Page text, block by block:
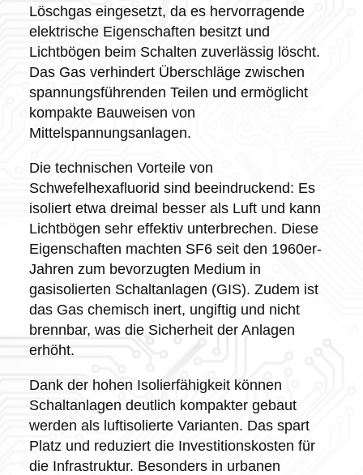
Löschgas eingesetzt, da es hervorragende
elektrische Eigenschaften besitzt und
Lichtbögen beim Schalten zuverlässig löscht.
Das Gas verhindert Überschläge zwischen
spannungsführenden Teilen und ermöglicht
kompakte Bauweisen von
Mittelspannungsanlagen.
Die technischen Vorteile von
Schwefelhexafluorid sind beeindruckend: Es
isoliert etwa dreimal besser als Luft und kann
Lichtbögen sehr effektiv unterbrechen. Diese
Eigenschaften machten SF6 seit den 1960er-
Jahren zum bevorzugten Medium in
gasisolierten Schaltanlagen (GIS). Zudem ist
das Gas chemisch inert, ungiftig und nicht
brennbar, was die Sicherheit der Anlagen
erhöht.
Dank der hohen Isolierfähigkeit können
Schaltanlagen deutlich kompakter gebaut
werden als luftisolierte Varianten. Das spart
Platz und reduziert die Investitionskosten für
die Infrastruktur. Besonders in urbanen